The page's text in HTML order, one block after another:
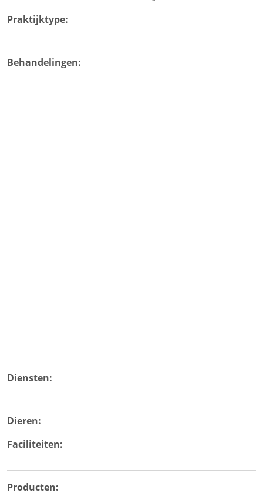
Praktijktype:
Behandelingen:
Diensten:
Dieren:
Faciliteiten:
Producten: